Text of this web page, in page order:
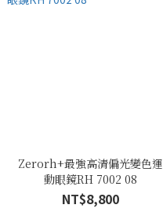
Zerorh+最強高清偏光變色運
動眼鏡RH 7002 08
NT$8,800